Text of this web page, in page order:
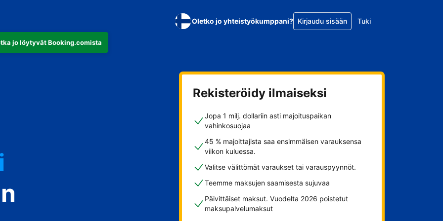
jo löytyvät Booking.comista
Oletko jo yhteistyökumppani? Kirjaudu sisään Tuki
Rekisteröidy ilmaiseksi
Jopa 1 milj. dollariin asti majoituspaikan
vahinkosuojaa
45 % majoittajista saa ensimmäisen varauksensa
viikon kuluessa.
Valitse välittömät varaukset tai varauspyynnöt.
Teemme maksujen saamisesta sujuvaa
Päivittäiset maksut. Vuodelta 2026 poistetut
maksupalvelumaksut